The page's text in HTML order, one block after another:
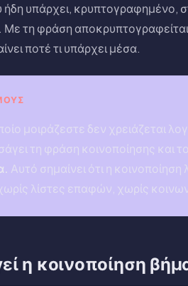
υπάρχει, κρυπτογραφημένο,
Με τη φράση
ποτέ τι υπάρχει μέσα.
μοιράζεστε δεν χρειάζεται
τη φράση κοινοποίησης και
Αυτό σημαίνει ότι η
λίστες επαφών, χωρίς
η κοινοποίηση